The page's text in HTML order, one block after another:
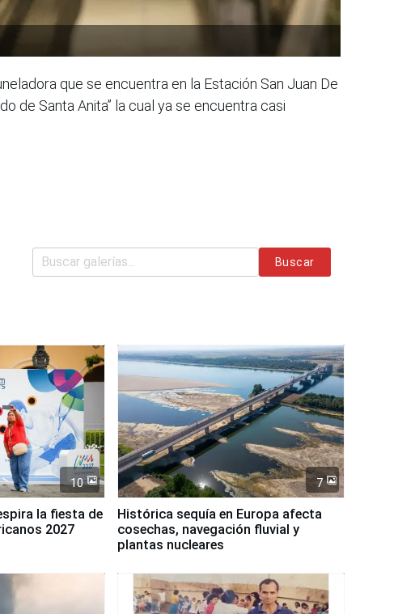
que se encuentra en la Estación San Juan De
de Santa Anita” la cual ya se encuentra casi
Buscar
10
la fiesta de
2027
7
Histórica sequía en Europa afecta
cosechas, navegación fluvial y
plantas nucleares